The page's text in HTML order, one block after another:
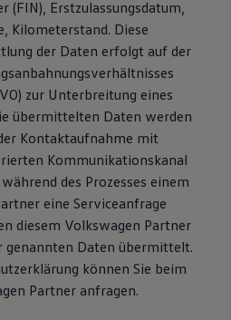
(FIN), Erstzulassungsdatum,
Kilometerstand. Diese
der Daten erfolgt auf der
zur Unterbreitung eines
übermittelten Daten werden
Kontaktaufnahme mit
Kommunikationskanal
des Prozesses einem
eine Serviceanfrage
diesem Volkswagen Partner
genannten Daten übermittelt.
können Sie beim
Partner anfragen.